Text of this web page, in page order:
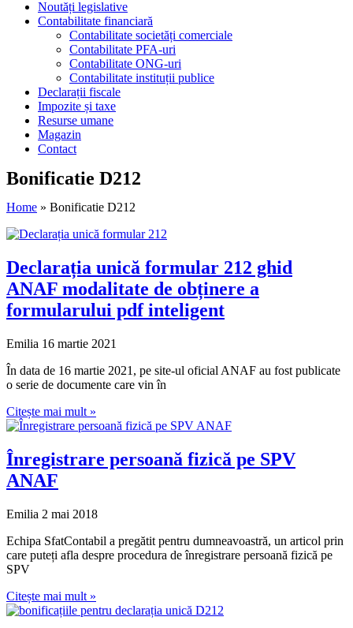
Noutăți legislative
Contabilitate financiară
Contabilitate societăți comerciale
Contabilitate PFA-uri
Contabilitate ONG-uri
Contabilitate instituții publice
Declarații fiscale
Impozite și taxe
Resurse umane
Magazin
Contact
Bonificatie D212
Home » Bonificatie D212
Declarația unică formular 212 ghid
ANAF modalitate de obținere a
formularului pdf inteligent
Emilia 16 martie 2021
În data de 16 martie 2021, pe site-ul oficial ANAF au fost publicate
o serie de documente care vin în
Citește mai mult »
Înregistrare persoană fizică pe SPV
ANAF
Emilia 2 mai 2018
Echipa SfatContabil a pregătit pentru dumneavoastră, un articol prin
care puteți afla despre procedura de înregistrare persoană fizică pe
SPV
Citește mai mult »